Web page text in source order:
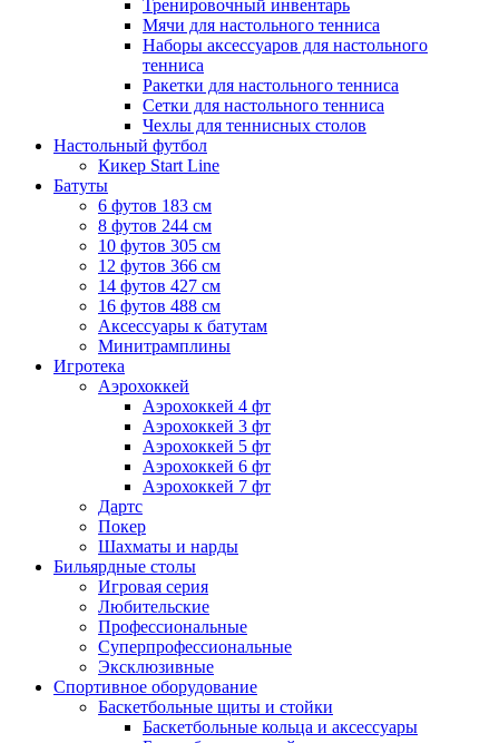
Тренировочный инвентарь
Мячи для настольного тенниса
Наборы аксессуаров для настольного
тенниса
Ракетки для настольного тенниса
Сетки для настольного тенниса
Чехлы для теннисных столов
Настольный футбол
Кикер Start Line
Батуты
6 футов 183 см
8 футов 244 см
10 футов 305 см
12 футов 366 см
14 футов 427 см
16 футов 488 см
Аксессуары к батутам
Минитрамплины
Игротека
Аэрохоккей
Аэрохоккей 4 фт
Аэрохоккей 3 фт
Аэрохоккей 5 фт
Аэрохоккей 6 фт
Аэрохоккей 7 фт
Дартс
Покер
Шахматы и нарды
Бильярдные столы
Игровая серия
Любительские
Профессиональные
Суперпрофессиональные
Эксклюзивные
Спортивное оборудование
Баскетбольные щиты и стойки
Баскетбольные кольца и аксессуары